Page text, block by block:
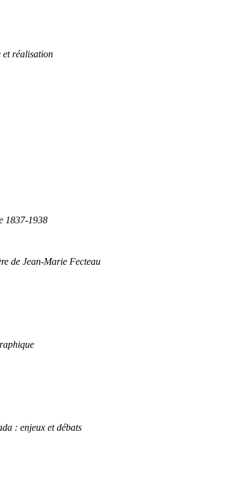
et réalisation
1837-1938
de Jean-Marie Fecteau
: enjeux et débats